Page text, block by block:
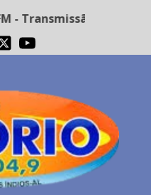
- Transmissão ao vivo